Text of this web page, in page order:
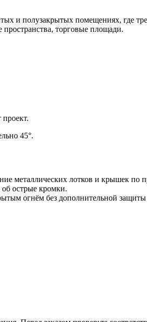
и полузакрытых помещениях, где
торговые площади.
45°.
металлических лотков и крышек по
острые кромки.
огнём без дополнительной